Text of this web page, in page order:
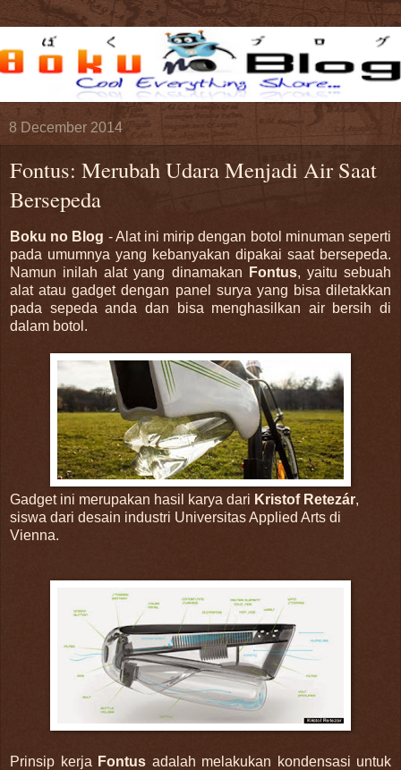
8 December 2014
Fontus: Merubah Udara Menjadi Air Saat
Bersepeda
Boku no Blog - Alat ini mirip dengan botol minuman seperti
pada umumnya yang kebanyakan dipakai saat bersepeda.
Namun inilah alat yang dinamakan Fontus, yaitu sebuah
alat atau gadget dengan panel surya yang bisa diletakkan
pada sepeda anda dan bisa menghasilkan air bersih di
dalam botol.
Gadget ini merupakan hasil karya dari Kristof Retezár,
siswa dari desain industri Universitas Applied Arts di
Vienna.
Prinsip kerja Fontus adalah melakukan kondensasi untuk